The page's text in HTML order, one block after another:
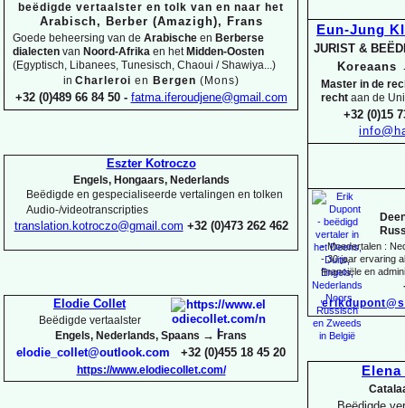
Eun-Jung
JURIST &
Koreaans
Master in de
recht aan de
+32 (0)15
-Moedertalen :
-30 jaar ervaring
financiële en
beëdigde vertaalster en tolk van en naar het
Arabisch, Berber (Amazigh), Frans
Goede beheersing van de Arabische en Berberse
dialecten van Noord-Afrika en hetMidden-Oosten
(Egyptisch, Libanees, Tunesisch, Chaoui / Shawiya...)
in Charleroi en Bergen (Mons)
+32 (0)489 66 84 50 - fatma.iferoudjene@gmail.com
Eszter Kotroczo
Engels, Hongaars, Nederlands
Beëdigde en gespecialiseerde vertalingen en tolken
Audio-/videotranscripties
translation.kotroczo@gmail.com +32 (0)473 262 462
Elodie Collet
Beëdigde vertaalster
Engels, Nederlands, Spaans → Frans
elodie_collet@outlook.com +32 (0)455 18 45 20
https://www.elodiecollet.com/